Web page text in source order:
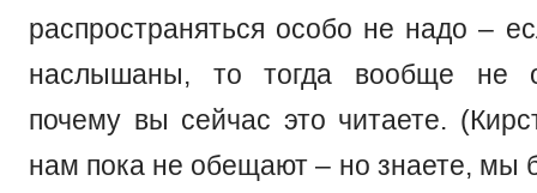
распространяться особо не надо –
наслышаны, то тогда вообще не
почему вы сейчас это читаете.
нам пока не обещают – но знаете, мы